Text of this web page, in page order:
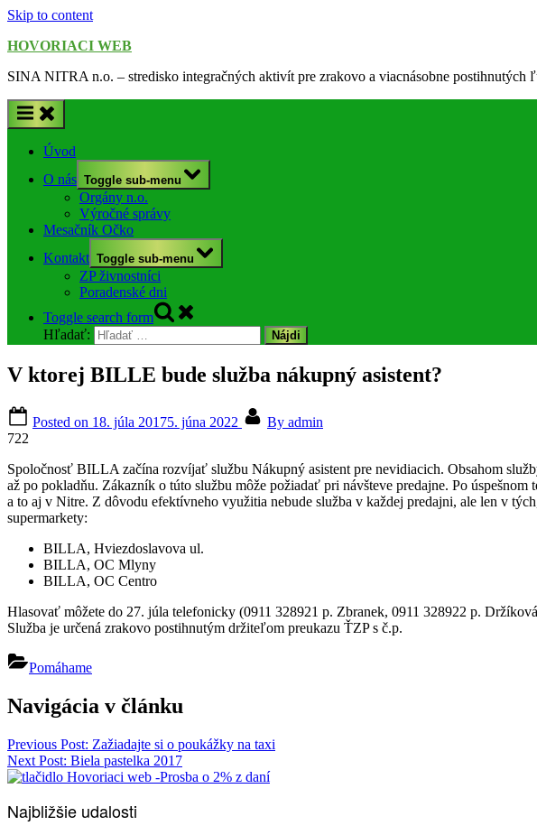
Skip to content
HOVORIACI WEB
SINA NITRA n.o. – stredisko integračných aktivít pre zrakovo a viacnásobne postihnutých
Úvod
O nás Toggle sub-menu
Orgány n.o.
Výročné správy
Mesačník Očko
Kontakt Toggle sub-menu
ZP živnostníci
Poradenské dni
Toggle search form
Hľadať:
V ktorej BILLE bude služba nákupný asistent?
Posted on 18. júla 20175. júna 2022 By admin
722
Spoločnosť BILLA začína rozvíjať službu Nákupný asistent pre nevidiacich. Obsahom
až po pokladňu. Zákazník o túto službu môže požiadať pri návšteve predajne. Po
a to aj v Nitre. Z dôvodu efektívneho využitia nebude služba v každej predajni, ale len v
supermarkety:
BILLA, Hviezdoslavova ul.
BILLA, OC Mlyny
BILLA, OC Centro
Hlasovať môžete do 27. júla telefonicky (0911 328921 p. Zbranek, 0911 328922 p.
Služba je určená zrakovo postihnutým držiteľom preukazu ŤZP s č.p.
Pomáhame
Navigácia v článku
Previous Post: Zažiadajte si o poukážky na taxi
Next Post: Biela pastelka 2017
Najbližšie udalosti